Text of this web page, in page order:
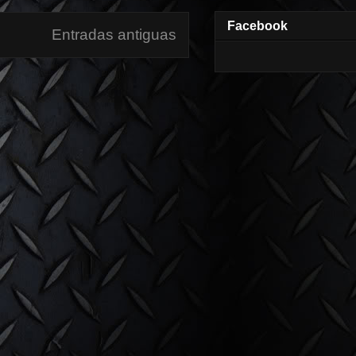
Entradas antiguas Facebook